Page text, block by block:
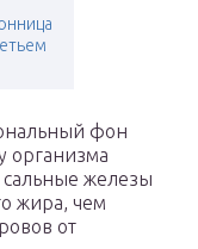
фон
организма
сальные железы
жира, чем
от